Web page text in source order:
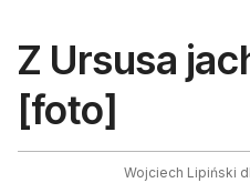
Z Ursusa
[foto]
Wojciech Lipiński